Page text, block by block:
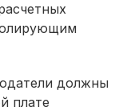
должны
плате